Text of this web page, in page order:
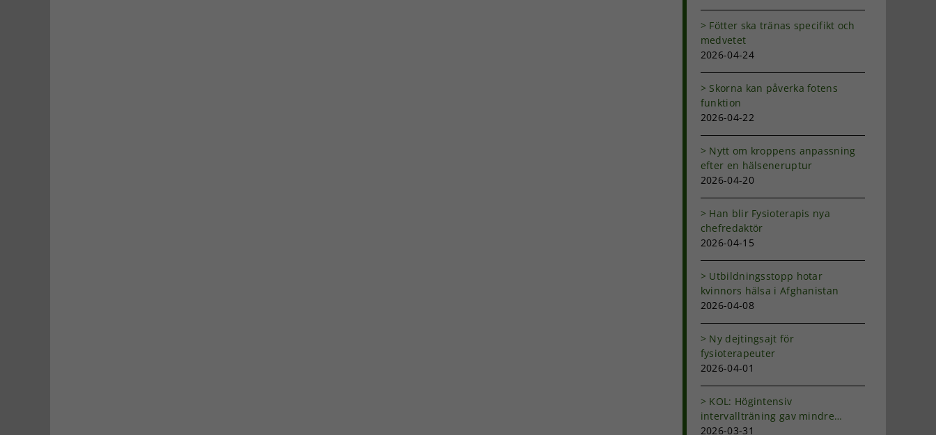
Fötter ska tränas specifikt och
medvetet
2026-04-24
Skorna kan påverka fotens
funktion
2026-04-22
Nytt om kroppens anpassning
efter en hälseneruptur
2026-04-20
Han blir Fysioterapis nya
chefredaktör
2026-04-15
Utbildningsstopp hotar
kvinnors hälsa i Afghanistan
2026-04-08
Ny dejtingsajt för
fysioterapeuter
2026-04-01
KOL: Högintensiv
intervallträning gav mindre
andfåddhet
2026-03-31